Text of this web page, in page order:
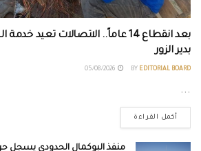
بعد انقطاع 14 عاماً.. الاتصالات تعيد
بدير الزور
BY EDITORIAL BOARD
...
أكمل القراءة
منفذ البوكمال الحدودي يسجل